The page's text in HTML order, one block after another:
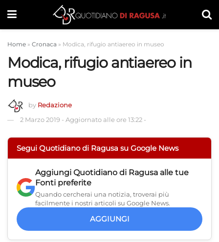
Home » Cronaca » Modica, rifugio antiaereo in museo
Modica, rifugio antiaereo in
museo
by Redazione
2 Marzo 2019 - Aggiornato alle ore 13:22 -
Segui Quotidiano di Ragusa su Google News
Aggiungi Quotidiano di Ragusa alle tue
Fonti preferite
Quando cercherai una notizia, troverai più
facilmente i nostri articoli su Google News.
AGGIUNGI